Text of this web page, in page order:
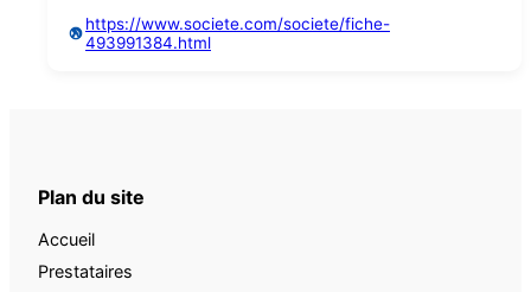
https://www.societe.com/societe/fiche-
493991384.html
Plan du site
Accueil
Prestataires